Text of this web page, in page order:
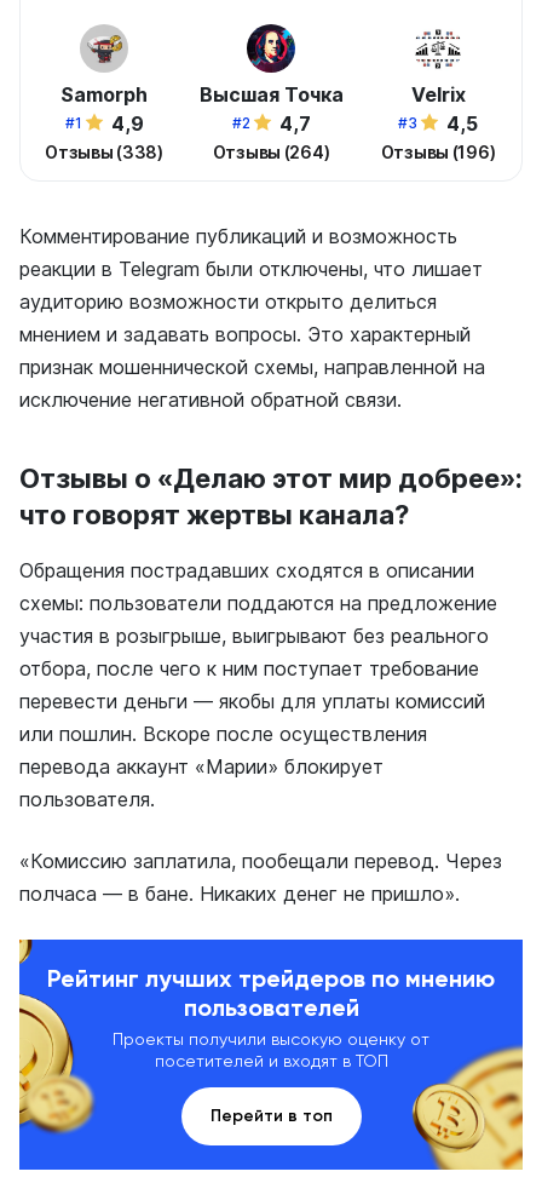
Samorph
#1 4,9
Отзывы (338)
Высшая Точка
#2 4,7
Отзывы (264)
Velrix
#3 4,5
Отзывы (196)
Комментирование публикаций и возможность
реакции в Telegram были отключены, что лишает
аудиторию возможности открыто делиться
мнением и задавать вопросы. Это характерный
признак мошеннической схемы, направленной на
исключение негативной обратной связи.
Отзывы о «Делаю этот мир добрее»:
что говорят жертвы канала?
Обращения пострадавших сходятся в описании
схемы: пользователи поддаются на предложение
участия в розыгрыше, выигрывают без реального
отбора, после чего к ним поступает требование
перевести деньги — якобы для уплаты комиссий
или пошлин. Вскоре после осуществления
перевода аккаунт «Марии» блокирует
пользователя.
«Комиссию заплатила, пообещали перевод. Через
полчаса — в бане. Никаких денег не пришло».
Рейтинг лучших трейдеров по мнению
пользователей
Проекты получили высокую оценку от
посетителей и входят в ТОП
Перейти в топ